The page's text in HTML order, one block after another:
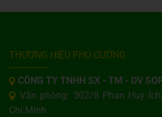
THƯƠNG HIỆU PHÚ CƯỜNG
CÔNG TY TNHH SX - TM - DV
Văn phòng: 302/8 Phan Huy
Chí Minh